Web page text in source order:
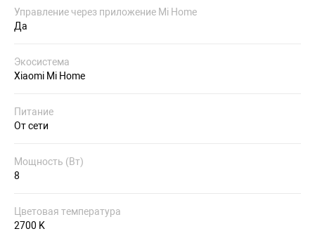
Управление через приложение Mi Home
Да
Экосистема
Xiaomi Mi Home
Питание
От сети
Мощность (Вт)
8
Цветовая температура
2700 K